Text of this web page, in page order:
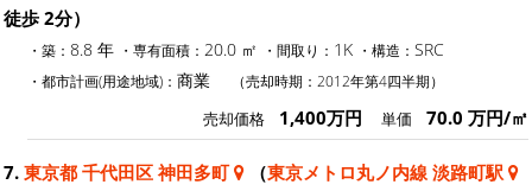
徒歩 2分）
・築： 8.8 年 ・専有面積： 20.0 ㎡ ・間取り： 1K ・構造： SRC
・都市計画(用途地域)： 商業 （売却時期：2012年第4四半期）
売却価格 1,400万円 単価 70.0 万円/㎡
7. 東京都 千代田区 神田多町 （東京メトロ丸ノ内線 淡路町駅